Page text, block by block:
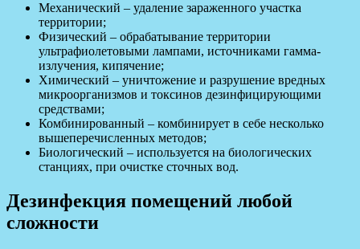
Механический – удаление зараженного участка
территории;
Физический – обрабатывание территории
ультрафиолетовыми лампами, источниками гамма-
излучения, кипячение;
Химический – уничтожение и разрушение вредных
микроорганизмов и токсинов дезинфицирующими
средствами;
Комбинированный – комбинирует в себе несколько
вышеперечисленных методов;
Биологический – используется на биологических
станциях, при очистке сточных вод.
Дезинфекция помещений любой
сложности